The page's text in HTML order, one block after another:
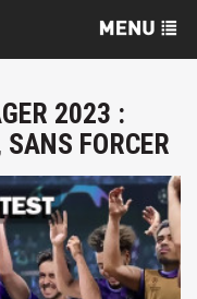
2023 :
FORCER